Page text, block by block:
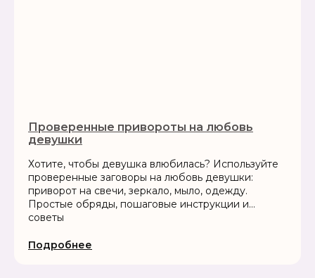
Проверенные привороты на любовь
девушки
Хотите, чтобы девушка влюбилась? Используйте
проверенные заговоры на любовь девушки:
приворот на свечи, зеркало, мыло, одежду.
Простые обряды, пошаговые инструкции и
советы
Подробнее